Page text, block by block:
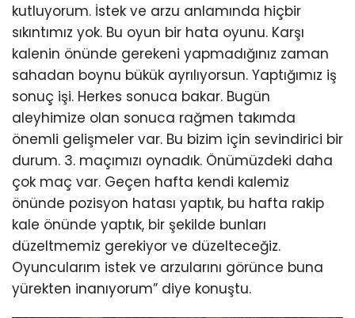
kutluyorum. İstek ve arzu anlamında hiçbir
sıkıntımız yok. Bu oyun bir hata oyunu. Karşı
kalenin önünde gerekeni yapmadığınız zaman
sahadan boynu bükük ayrılıyorsun. Yaptığımız iş
sonuç işi. Herkes sonuca bakar. Bugün
aleyhimize olan sonuca rağmen takımda
önemli gelişmeler var. Bu bizim için sevindirici bir
durum. 3. maçımızı oynadık. Önümüzdeki daha
çok maç var. Geçen hafta kendi kalemiz
önünde pozisyon hatası yaptık, bu hafta rakip
kale önünde yaptık, bir şekilde bunları
düzeltmemiz gerekiyor ve düzelteceğiz.
Oyuncularım istek ve arzularını görünce buna
yürekten inanıyorum” diye konuştu.